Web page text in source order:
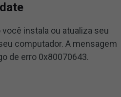
instala ou atualiza seu
computador. A mensagem
de erro 0x80070643.